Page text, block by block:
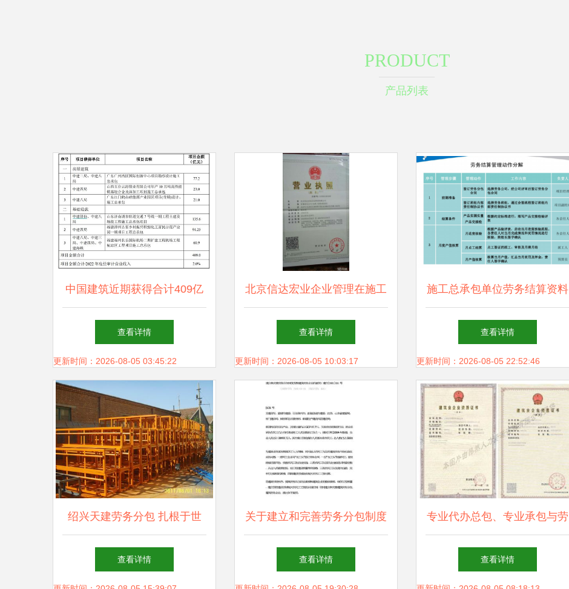
PRODUCT
产品列表
中国建筑近期获得合计409亿
元重大项目，劳务分包市场迎
新机遇
查看详情
更新时间：2026-08-05 03:45:22
北京信达宏业企业管理在施工
总承包中的实践与优势
查看详情
更新时间：2026-08-05 10:03:17
施工总承包单位劳务结算资料
编制与管理指南
查看详情
更新时间：2026-08-05 22:52:46
绍兴天建劳务分包 扎根于世
界工厂网的务实典范
查看详情
关于建立和完善劳务分包制度
发展建筑劳务企业的意见
查看详情
专业代办总包、专业承包与劳
务分包资质全解析 一站式服
查看详情